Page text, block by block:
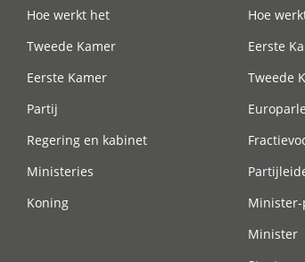
Hoe werkt het
Tweede Kamer
Eerste Kamer
Partij
Regering en kabinet
Ministeries
Koning
Hoe
Eerste
Tweede
Minister